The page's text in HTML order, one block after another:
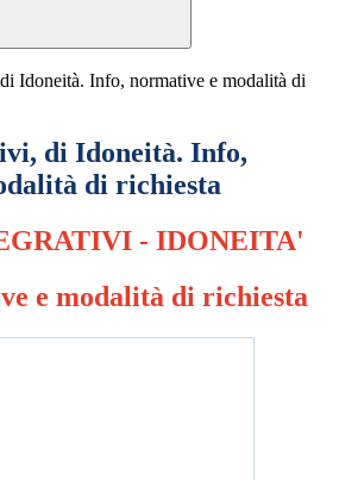
Idoneità. Info, normative e modalità di
di Idoneità. Info,
di richiesta
- IDONEITA'
e modalità di richiesta